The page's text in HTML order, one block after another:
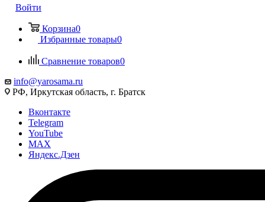
Войти
Корзина0
Избранные товары0
Сравнение товаров0
info@yarosama.ru
РФ, Иркутская область, г. Братск
Вконтакте
Telegram
YouTube
MAX
Яндекс.Дзен